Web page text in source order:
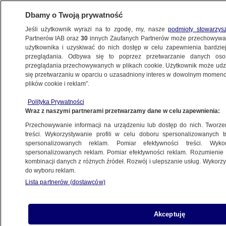
METEO
NAUKA
dinozaura
2.06.2024, 11:27
Udostępnij
Dbamy o Twoją prywatność
Jeśli użytkownik wyrazi na to zgodę, my, naszepodmioty
Partnerów IAB oraz30 innych Zaufanych Partnerów może
użytkownika i uzyskiwać do nich dostęp w celu zapewnienia
przeglądania. Odbywa się to poprzez przetwarzanie danych
przeglądania przechowywanych w plikach cookie. Użytkownik może
się przetwarzaniu w oparciu o uzasadniony interes w dowolnym
plików cookie i reklam”.
Polityka Prywatności
Wraz z naszymi partnerami przetwarzamy dane w celu zapewnienia:
Przechowywanie informacji na urządzeniu lub dostęp do nich.
treści. Wykorzystywanie profili w celu doboru spersonalizowanych
spersonalizowanych reklam. Pomiar efektywności treści.
spersonalizowanych reklam. Pomiar efektywności reklam.
kombinacji danych z różnych źródeł. Rozwój i ulepszanie usług.
do wyboru reklam.
Lista partnerów (dostawców)
Akceptuję